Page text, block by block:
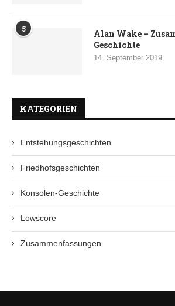
5
Alan Wake –
Geschichte
14. September 2019
KATEGORIEN
Entstehungsgeschichten
Friedhofsgeschichten
Konsolen-Geschichte
Lowscore
Zusammenfassungen